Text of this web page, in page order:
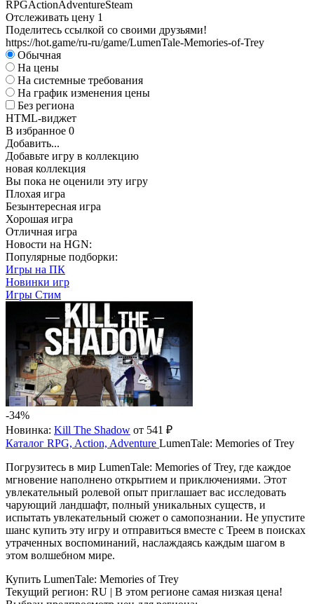
RPGActionAdventureSteam
Отслеживать цену 1
Поделитесь ссылкой со своими друзьями!
https://hot.game/ru-ru/game/LumenTale-Memories-of-Trey
Обычная
На цены
На системные требования
На график изменения цены
Без региона
HTML-виджет
В избранное 0
Добавить...
Добавьте игру в коллекцию
новая коллекция
Вы пока не оценили эту игру
Плохая игра
Безынтересная игра
Хорошая игра
Отличная игра
Новости на HGN:
Популярные подборки:
Игры на ПК
Новинки игр
Игры Стим
-34%
Новинка: Kill The Shadow от 541 ₽
Каталог RPG, Action, Adventure LumenTale: Memories of Trey
Погрузитесь в мир LumenTale: Memories of Trey, где каждое
мгновение наполнено открытием и приключениями. Этот
увлекательный ролевой опыт приглашает вас исследовать
чарующий ландшафт, полный уникальных существ, и
испытать увлекательный сюжет о самопознании. Не упустите
шанс купить эту игру и отправиться вместе с Треем в поисках
утраченных воспоминаний, наслаждаясь каждым шагом в
этом волшебном мире.
Купить LumenTale: Memories of Trey
Текущий регион: RU | В этом регионе самая низкая цена!